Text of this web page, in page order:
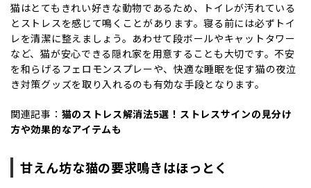
猫はとてもきれい好きな動物であるため、トイレが汚れている
とストレスを感じて鳴くことがあります。寝る前には必ずトイ
レを清潔に整えましょう。あわせて段ボールやキャットタワー
など、猫が安心できる隠れ家を用意することも大切です。不安
を和らげるフェロモンスプレーや、快適な睡眠を促す猫の夜泣
き対策グッズを取り入れるのも有効な手段となります。
関連記事： 猫のストレス解消法5選！ストレスサインの見分け
方や効果的なアイテムも
甘えん坊な猫の要求鳴きはほっとく